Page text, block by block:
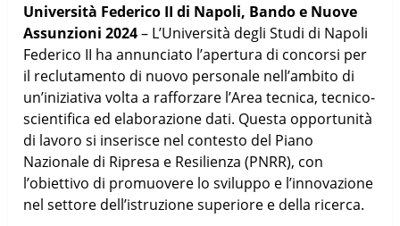
Università Federico II di Napoli, Bando e Nuove
Assunzioni 2024– L’Università degli Studi di Napoli
Federico II ha annunciato l’apertura di concorsi per
il reclutamento di nuovo personale nell’ambito di
un’iniziativa volta a rafforzare l’Area tecnica, tecnico-
scientifica ed elaborazione dati. Questa opportunità
di lavoro si inserisce nel contesto del Piano
Nazionale di Ripresa e Resilienza (PNRR), con
l’obiettivo di promuovere lo sviluppo e l’innovazione
nel settore dell’istruzione superiore e della ricerca.